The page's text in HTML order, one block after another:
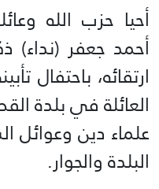
أحيا حزب الله
أحمد جعفر (نداء)
ارتقائه، باحتفال
العائلة في بلدة
علماء دين وعوائل
البلدة والجوار.